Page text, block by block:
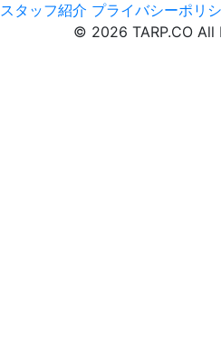
スタッフ紹介 プライバシーポリ
© 2026 TARP.CO All